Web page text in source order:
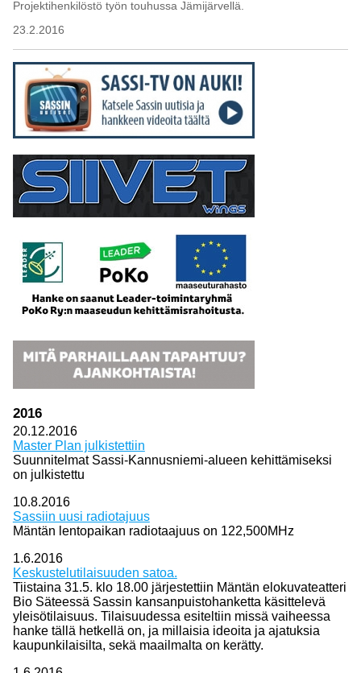
Projektihenkilöstö työn touhussa Jämijärvellä.
23.2.2016
2016
20.12.2016
Master Plan julkistettiin
Suunnitelmat Sassi-Kannusniemi-alueen kehittämiseksi
on julkistettu
10.8.2016
Sassiin uusi radiotajuus
Mäntän lentopaikan radiotaajuus on 122,500MHz
1.6.2016
Keskustelutilaisuuden satoa.
Tiistaina 31.5. klo 18.00 järjestettiin Mäntän elokuvateatteri
Bio Säteessä Sassin kansanpuistohanketta käsittelevä
yleisötilaisuus. Tilaisuudessa esiteltiin missä vaiheessa
hanke tällä hetkellä on, ja millaisia ideoita ja ajatuksia
kaupunkilaisilta, sekä maailmalta on kerätty.